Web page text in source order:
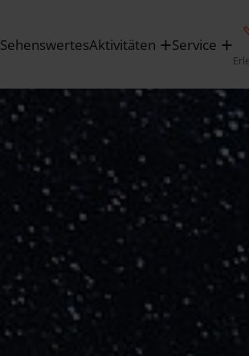
SehenswertesAktivitäten Service